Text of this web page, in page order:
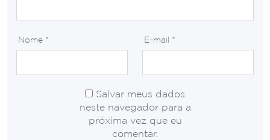
Nome * E-mail *
Salvar meus dados
neste navegador para a
próxima vez que eu
comentar.